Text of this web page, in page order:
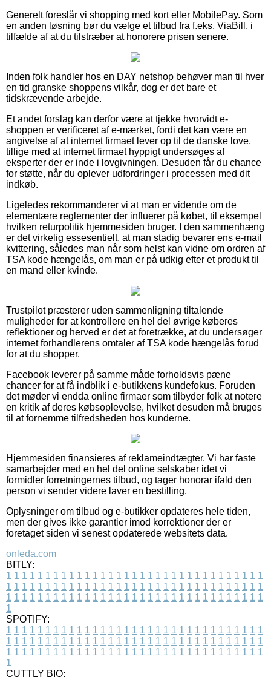
Generelt foreslår vi shopping med kort eller MobilePay. Som
en anden løsning bør du vælge et tilbud fra f.eks. ViaBill, i
tilfælde af at du tilstræber at honorere prisen senere.
Inden folk handler hos en DAY netshop behøver man til hver
en tid granske shoppens vilkår, dog er det bare et
tidskrævende arbejde.
Et andet forslag kan derfor være at tjekke hvorvidt e-
shoppen er verificeret af e-mærket, fordi det kan være en
angivelse af at internet firmaet lever op til de danske love,
tillige med at internet firmaet hyppigt undersøges af
eksperter der er inde i lovgivningen. Desuden får du chance
for støtte, når du oplever udfordringer i processen med dit
indkøb.
Ligeledes rekommanderer vi at man er vidende om de
elementære reglementer der influerer på købet, til eksempel
hvilken returpolitik hjemmesiden bruger. I den sammenhæng
er det virkelig essesentielt, at man stadig bevarer ens e-mail
kvittering, således man når som helst kan vidne om ordren af
TSA kode hængelås, om man er på udkig efter et produkt til
en mand eller kvinde.
Trustpilot præsterer uden sammenligning tiltalende
muligheder for at kontrollere en hel del øvrige køberes
reflektioner og herved er det at foretrække, at du undersøger
internet forhandlerens omtaler af TSA kode hængelås forud
for at du shopper.
Facebook leverer på samme måde forholdsvis pæne
chancer for at få indblik i e-butikkens kundefokus. Foruden
det møder vi endda online firmaer som tilbyder folk at notere
en kritik af deres købsoplevelse, hvilket desuden må bruges
til at fornemme tilfredsheden hos kunderne.
Hjemmesiden finansieres af reklameindtægter. Vi har faste
samarbejder med en hel del online selskaber idet vi
formidler forretningernes tilbud, og tager honorar ifald den
person vi sender videre laver en bestilling.
Oplysninger om tilbud og e-butikker opdateres hele tiden,
men der gives ikke garantier imod korrektioner der er
foretaget siden vi senest opdaterede websitets data.
onleda.com
BITLY:
1 1 1 1 1 1 1 1 1 1 1 1 1 1 1 1 1 1 1 1 1 1 1 1 1 1 1 1 1 1 1 1 1
1 1 1 1 1 1 1 1 1 1 1 1 1 1 1 1 1 1 1 1 1 1 1 1 1 1 1 1 1 1 1 1 1
1 1 1 1 1 1 1 1 1 1 1 1 1 1 1 1 1 1 1 1 1 1 1 1 1 1 1 1 1 1 1 1 1
1
SPOTIFY:
1 1 1 1 1 1 1 1 1 1 1 1 1 1 1 1 1 1 1 1 1 1 1 1 1 1 1 1 1 1 1 1 1
1 1 1 1 1 1 1 1 1 1 1 1 1 1 1 1 1 1 1 1 1 1 1 1 1 1 1 1 1 1 1 1 1
1 1 1 1 1 1 1 1 1 1 1 1 1 1 1 1 1 1 1 1 1 1 1 1 1 1 1 1 1 1 1 1 1
1
CUTTLY BIO: